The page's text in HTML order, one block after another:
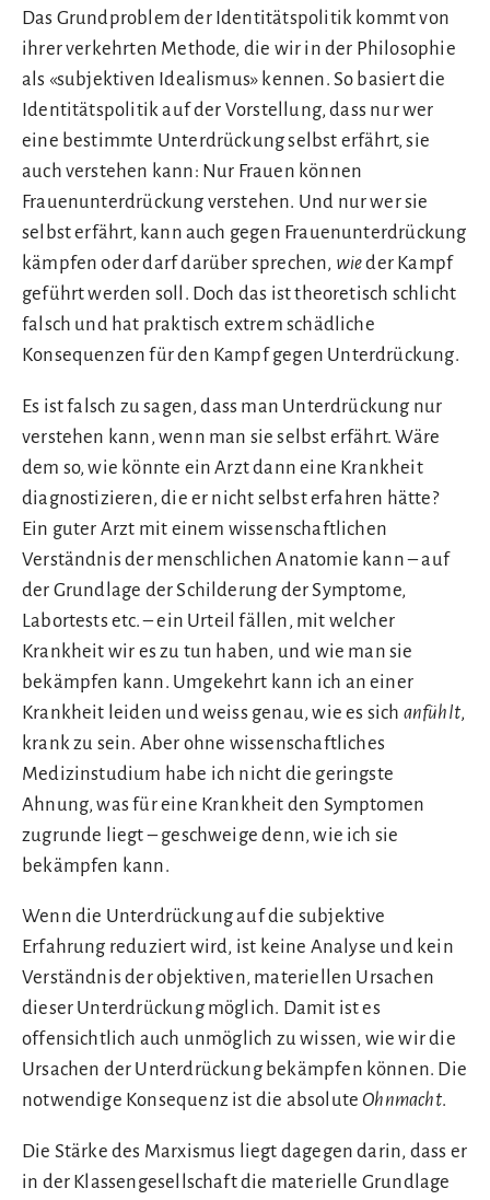
Das Grundproblem der Identitätspolitik kommt von
ihrer verkehrten Methode, die wir in der Philosophie
als «subjektiven Idealismus» kennen. So basiert die
Identitätspolitik auf der Vorstellung, dass nur wer
eine bestimmte Unterdrückung selbst erfährt, sie
auch verstehen kann: Nur Frauen können
Frauenunterdrückung verstehen. Und nur wer sie
selbst erfährt, kann auch gegen Frauenunterdrückung
kämpfen oder darf darüber sprechen, wieder Kampf
geführt werden soll. Doch das ist theoretisch schlicht
falsch und hat praktisch extrem schädliche
Konsequenzen für den Kampf gegen Unterdrückung.
Es ist falsch zu sagen, dass man Unterdrückung nur
verstehen kann, wenn man sie selbst erfährt. Wäre
dem so, wie könnte ein Arzt dann eine Krankheit
diagnostizieren, die er nicht selbst erfahren hätte?
Ein guter Arzt mit einem wissenschaftlichen
Verständnis der menschlichen Anatomie kann – auf
der Grundlage der Schilderung der Symptome,
Labortests etc. – ein Urteil fällen, mit welcher
Krankheit wir es zu tun haben, und wie man sie
bekämpfen kann. Umgekehrt kann ich an einer
Krankheit leiden und weiss genau, wie es sich anfühlt,
krank zu sein. Aber ohne wissenschaftliches
Medizinstudium habe ich nicht die geringste
Ahnung, was für eine Krankheit den Symptomen
zugrunde liegt – geschweige denn, wie ich sie
bekämpfen kann.
Wenn die Unterdrückung auf die subjektive
Erfahrung reduziert wird, ist keine Analyse und kein
Verständnis der objektiven, materiellen Ursachen
dieser Unterdrückung möglich. Damit ist es
offensichtlich auch unmöglich zu wissen, wie wir die
Ursachen der Unterdrückung bekämpfen können. Die
notwendige Konsequenz ist die absolute Ohnmacht.
Die Stärke des Marxismus liegt dagegen darin, dass er
in der Klassengesellschaft die materielle Grundlage